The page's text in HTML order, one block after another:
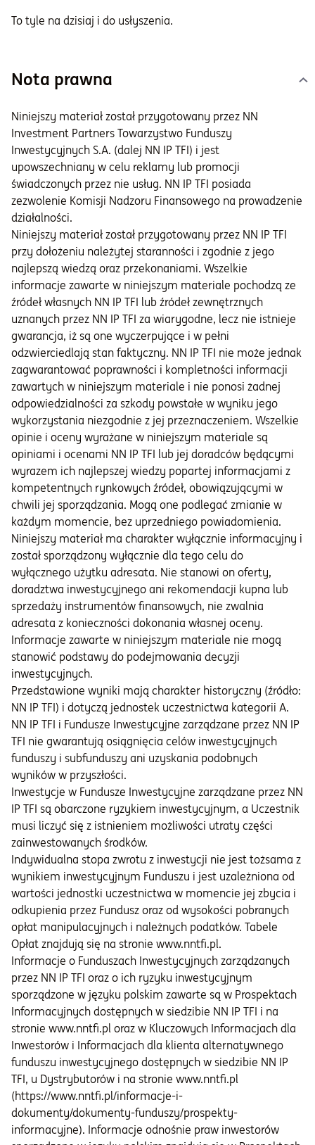
To tyle na dzisiaj i do usłyszenia.
Nota prawna
Niniejszy materiał został przygotowany przez NN
Investment Partners Towarzystwo Funduszy
Inwestycyjnych S.A. (dalej NN IP TFI) i jest
upowszechniany w celu reklamy lub promocji
świadczonych przez nie usług. NN IP TFI posiada
zezwolenie Komisji Nadzoru Finansowego na prowadzenie
działalności.
Niniejszy materiał został przygotowany przez NN IP TFI
przy dołożeniu należytej staranności i zgodnie z jego
najlepszą wiedzą oraz przekonaniami. Wszelkie
informacje zawarte w niniejszym materiale pochodzą ze
źródeł własnych NN IP TFI lub źródeł zewnętrznych
uznanych przez NN IP TFI za wiarygodne, lecz nie istnieje
gwarancja, iż są one wyczerpujące i w pełni
odzwierciedlają stan faktyczny. NN IP TFI nie może jednak
zagwarantować poprawności i kompletności informacji
zawartych w niniejszym materiale i nie ponosi żadnej
odpowiedzialności za szkody powstałe w wyniku jego
wykorzystania niezgodnie z jej przeznaczeniem. Wszelkie
opinie i oceny wyrażane w niniejszym materiale są
opiniami i ocenami NN IP TFI lub jej doradców będącymi
wyrazem ich najlepszej wiedzy popartej informacjami z
kompetentnych rynkowych źródeł, obowiązującymi w
chwili jej sporządzania. Mogą one podlegać zmianie w
każdym momencie, bez uprzedniego powiadomienia.
Niniejszy materiał ma charakter wyłącznie informacyjny i
został sporządzony wyłącznie dla tego celu do
wyłącznego użytku adresata. Nie stanowi on oferty,
doradztwa inwestycyjnego ani rekomendacji kupna lub
sprzedaży instrumentów finansowych, nie zwalnia
adresata z konieczności dokonania własnej oceny.
Informacje zawarte w niniejszym materiale nie mogą
stanowić podstawy do podejmowania decyzji
inwestycyjnych.
Przedstawione wyniki mają charakter historyczny (źródło:
NN IP TFI) i dotyczą jednostek uczestnictwa kategorii A.
NN IP TFI i Fundusze Inwestycyjne zarządzane przez NN IP
TFI nie gwarantują osiągnięcia celów inwestycyjnych
funduszy i subfunduszy ani uzyskania podobnych
wyników w przyszłości.
Inwestycje w Fundusze Inwestycyjne zarządzane przez NN
IP TFI są obarczone ryzykiem inwestycyjnym, a Uczestnik
musi liczyć się z istnieniem możliwości utraty części
zainwestowanych środków.
Indywidualna stopa zwrotu z inwestycji nie jest tożsama z
wynikiem inwestycyjnym Funduszu i jest uzależniona od
wartości jednostki uczestnictwa w momencie jej zbycia i
odkupienia przez Fundusz oraz od wysokości pobranych
opłat manipulacyjnych i należnych podatków. Tabele
Opłat znajdują się na stronie www.nntfi.pl.
Informacje o Funduszach Inwestycyjnych zarządzanych
przez NN IP TFI oraz o ich ryzyku inwestycyjnym
sporządzone w języku polskim zawarte są w Prospektach
Informacyjnych dostępnych w siedzibie NN IP TFI i na
stronie www.nntfi.pl oraz w Kluczowych Informacjach dla
Inwestorów i Informacjach dla klienta alternatywnego
funduszu inwestycyjnego dostępnych w siedzibie NN IP
TFI, u Dystrybutorów i na stronie www.nntfi.pl
(https://www.nntfi.pl/informacje-i-
dokumenty/dokumenty-funduszy/prospekty-
informacyjne). Informacje odnośnie praw inwestorów